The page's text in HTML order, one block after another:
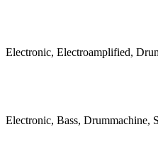
Electronic, Electroamplified,
Electronic, Bass, Drummachine,